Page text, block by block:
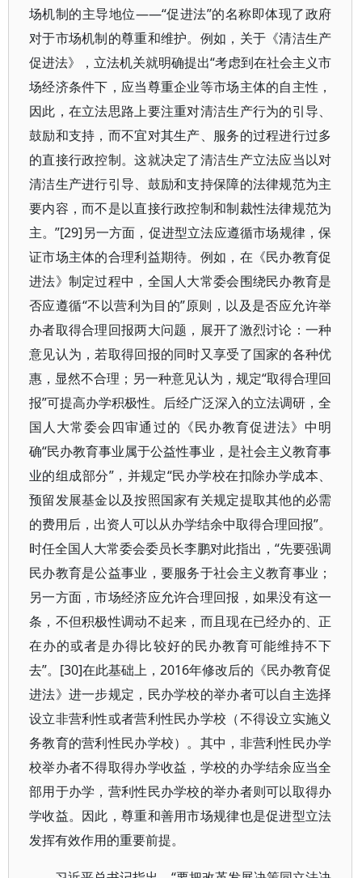
场机制的主导地位——“促进法”的名称即体现了政府
对于市场机制的尊重和维护。例如，关于《清洁生产
促进法》，立法机关就明确提出“考虑到在社会主义市
场经济条件下，应当尊重企业等市场主体的自主性，
因此，在立法思路上要注重对清洁生产行为的引导、
鼓励和支持，而不宜对其生产、服务的过程进行过多
的直接行政控制。这就决定了清洁生产立法应当以对
清洁生产进行引导、鼓励和支持保障的法律规范为主
要内容，而不是以直接行政控制和制裁性法律规范为
主。”[29]另一方面，促进型立法应遵循市场规律，保
证市场主体的合理利益期待。例如，在《民办教育促
进法》制定过程中，全国人大常委会围绕民办教育是
否应遵循“不以营利为目的”原则，以及是否应允许举
办者取得合理回报两大问题，展开了激烈讨论：一种
意见认为，若取得回报的同时又享受了国家的各种优
惠，显然不合理；另一种意见认为，规定“取得合理回
报”可提高办学积极性。后经广泛深入的立法调研，全
国人大常委会四审通过的《民办教育促进法》中明
确“民办教育事业属于公益性事业，是社会主义教育事
业的组成部分”，并规定“民办学校在扣除办学成本、
预留发展基金以及按照国家有关规定提取其他的必需
的费用后，出资人可以从办学结余中取得合理回报”。
时任全国人大常委会委员长李鹏对此指出，“先要强调
民办教育是公益事业，要服务于社会主义教育事业；
另一方面，市场经济应允许合理回报，如果没有这一
条，不但积极性调动不起来，而且现在已经办的、正
在办的或者是办得比较好的民办教育可能维持不下
去”。[30]在此基础上，2016年修改后的《民办教育促
进法》进一步规定，民办学校的举办者可以自主选择
设立非营利性或者营利性民办学校（不得设立实施义
务教育的营利性民办学校）。其中，非营利性民办学
校举办者不得取得办学收益，学校的办学结余应当全
部用于办学，营利性民办学校的举办者则可以取得办
学收益。因此，尊重和善用市场规律也是促进型立法
发挥有效作用的重要前提。